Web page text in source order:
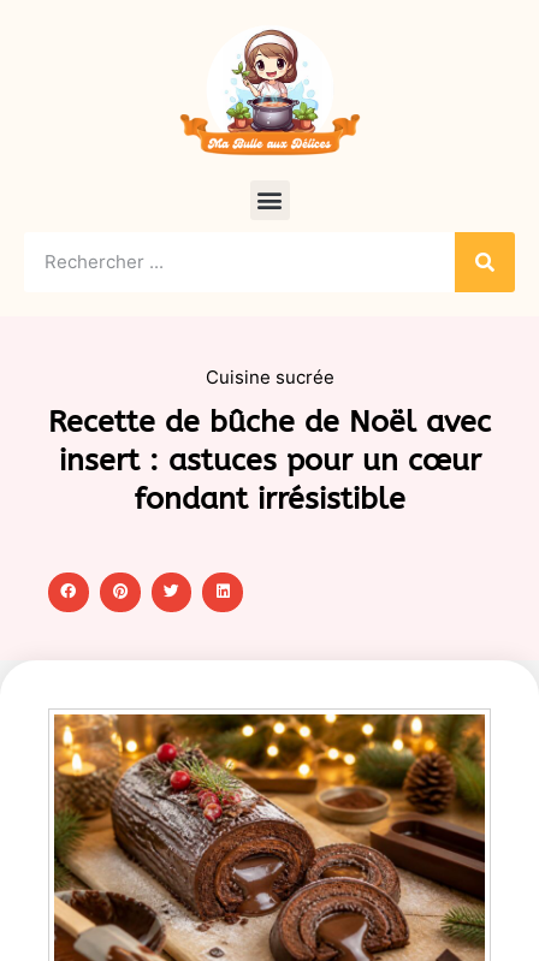
Cuisine sucrée
Recette de bûche de Noël avec
insert : astuces pour un cœur
fondant irrésistible